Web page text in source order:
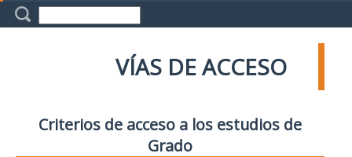
VÍAS DE ACCESO
Criterios de acceso a los estudios de
Grado